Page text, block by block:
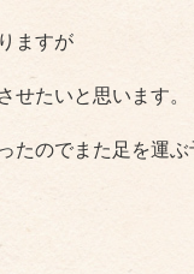
ますが
せたいと思います。
たのでまた足を運